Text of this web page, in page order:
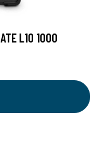
L10 1000